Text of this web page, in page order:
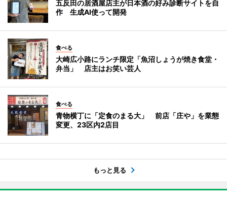
五反田の居酒屋店主が日本酒の好み診断サイトを自
作 生成AI使って開発
食べる
大崎広小路にランチ限定「魚沼しょうが焼き食堂・
弁当」 店主はお笑い芸人
食べる
青物横丁に「定食のまる大」 前店「庄や」を業態
変更、23区内2店目
もっと見る